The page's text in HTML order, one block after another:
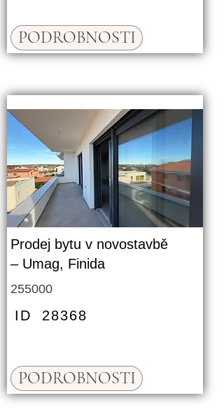
PODROBNOSTI
Prodej bytu v novostavbě
– Umag, Finida
255000
ID 28368
PODROBNOSTI